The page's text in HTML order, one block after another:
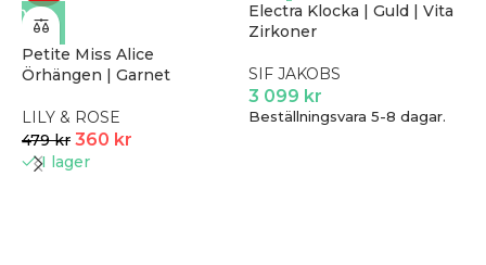
Petite Miss Alice
Örhängen | Garnet
LILY & ROSE
479kr 360 kr
I lager
Electra Klocka | Guld | Vita
Zirkoner
SIF JAKOBS
3 099 kr
Beställningsvara 5-8 dagar.